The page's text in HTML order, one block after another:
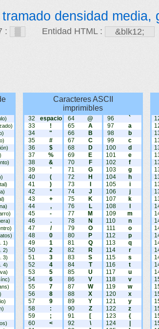
densidad media,
: Entidad HTML :
1)
2)
3)
4)
Caracteres ASCII
imprimibles
32
espacio
33
!
34
"
35
#
36
$
37
%
38
&
39
'
40
(
41
)
42
*
43
+
44
,
45
-
46
.
47
/
48
0
49
1
50
2
51
3
52
4
53
5
54
6
55
7
56
8
57
9
58
:
59
;
60
<
64
@
65
A
66
B
67
C
68
D
69
E
70
F
71
G
72
H
73
74
J
75
K
76
L
77
M
78
N
79
O
80
P
81
Q
82
R
83
S
84
T
85
U
86
V
87
W
88
X
89
Y
90
Z
91
[
92
\
96
`
97
a
98
b
99
c
100
d
101
e
102
f
103
g
104
h
105
i
106
j
107
k
108
109
m
110
n
111
o
112
p
113
q
114
r
115
s
116
t
117
u
118
v
119
w
120
x
121
y
122
z
123
{
124